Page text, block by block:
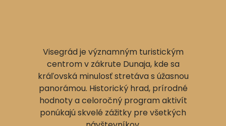
Visegrád je významným turistickým
centrom v zákrute Dunaja, kde sa
kráľovská minulosť stretáva s úžasnou
panorámou. Historický hrad, prírodné
hodnoty a celoročný program aktivít
ponúkajú skvelé zážitky pre všetkých